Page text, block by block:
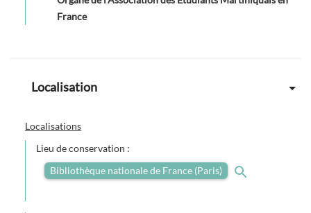
France
Localisation
Localisations
Lieu de conservation :
Bibliothèque nationale de France (Paris)